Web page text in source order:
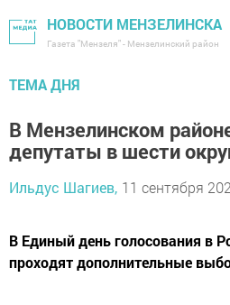
НОВОСТИ МЕНЗЕЛИНСКА
Газета "Мензеля" - Мензелинский район
ТЕМА ДНЯ
В Мензелинском
депутаты в шести
Ильдус Шагиев, 11 сентября
В Единый день голосования в
проходят дополнительные